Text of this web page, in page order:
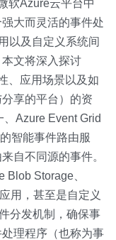
软Azure云平台中
大而灵活的事件处
以及自定义系统间
文将深入探讨
、应用场景以及如
享的平台）的资
Azure Event Grid
智能事件路由服
自不同源的事件。
Blob Storage、
用，甚至是自定义
分发机制，确保事
理程序（也称为事